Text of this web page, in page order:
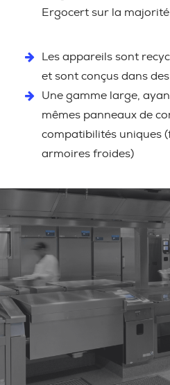
Ergocert sur la
Les appareils sont
et sont conçus dans
Une gamme large,
mêmes panneaux de
compatibilités uniques
armoires froides)